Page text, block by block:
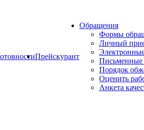
Прейскурант
Обращения
Формы
Личный
Письменные
Порядок
Оценить
Анкета